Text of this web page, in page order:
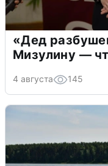
«Дед
Мизулину —
4 августа 145